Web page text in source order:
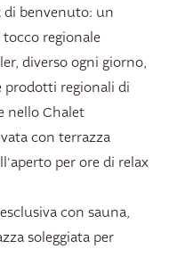
di benvenuto: un
regionale
diverso ogni giorno,
prodotti regionali di
nello Chalet
con terrazza
per ore di relax
con sauna,
soleggiata per